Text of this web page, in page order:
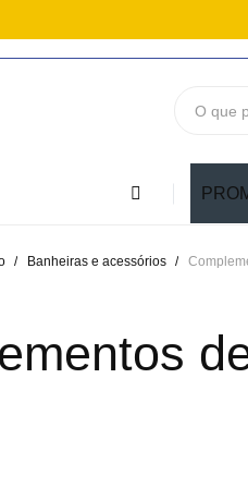
Banheiras e acessórios